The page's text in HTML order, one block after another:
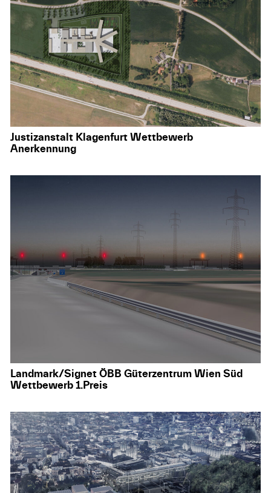
Justizanstalt Klagenfurt Wettbewerb
Anerkennung
Landmark/Signet ÖBB Güterzentrum Wien Süd
Wettbewerb 1.Preis